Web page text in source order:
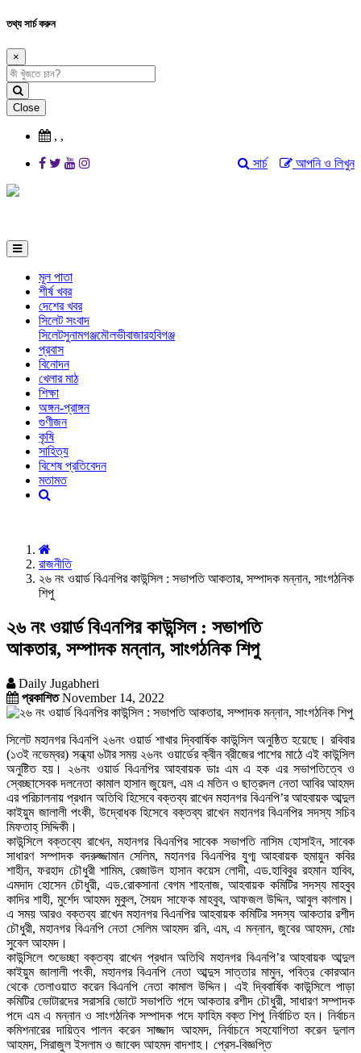
তথ্য সার্চ করুন
×
Close
, ,
আপনি ও লিখুন
সার্চ
মূল পাতা
শীর্ষ খবর
দেশের খবর
সিলেট সংবাদ
সিলেটসুনামগঞ্জমৌলভীবাজারহবিগঞ্জ
প্রবাস
বিনোদন
খেলার মাঠ
শিক্ষা
অঙ্গন-প্রাঙ্গন
গুণীজন
কৃষি
সাহিত্য
বিশেষ প্রতিবেদন
মতামত
রাজনীতি
২৬ নং ওয়ার্ড বিএনপির কাউন্সিল : সভাপতি আকতার, সম্পাদক মন্নান, সাংগঠনিক
শিপু
২৬ নং ওয়ার্ড বিএনপির কাউন্সিল : সভাপতি
আকতার, সম্পাদক মন্নান, সাংগঠনিক শিপু
Daily Jugabheri
প্রকাশিতNovember 14, 2022
সিলেট মহানগর বিএনপি ২৬নং ওয়ার্ড শাখার দ্বিবার্ষিক কাউন্সিল অনুষ্ঠিত হয়েছে। রবিবার
(১৩ই নভেম্বর) সন্ধ্যা ৬টার সময় ২৬নং ওয়ার্ডের ক্বীন ব্রীজের পাশের মাঠে এই কাউন্সিল
অনুষ্টিত হয়। ২৬নং ওয়ার্ড বিএনপির আহবায়ক ডাঃ এম এ হক এর সভাপতিত্বে ও
স্বেচ্ছাসেবক দলনেতা কামাল হাসান জুয়েল, এম এ মতিন ও ছাত্রদল নেতা আবির আহমদ
এর পরিচালনায় প্রধান অতিথি হিসেবে বক্তব্য রাখেন মহানগর বিএনপি’র আহবায়ক আব্দুল
কাইয়ুম জালালী পংকী, উদ্বোধক হিসেবে বক্তব্য রাখেন মহানগর বিএনপির সদস্য সচিব
মিফতাহ্ সিদ্দিকী।
কাউন্সিলে বক্তব্যে রাখেন, মহানগর বিএনপির সাবেক সভাপতি নাসিম হোসাইন, সাবেক
সাধারণ সম্পাদক বদরুজ্জামান সেলিম, মহানগর বিএনপির যুগ্ম আহবায়ক হুমায়ুন কবির
শাহীন, ফরহাদ চৌধুরী শামিম, রেজাউল হাসান কয়েস লোদী, এড.হাবিবুর রহমান হাবিব,
এমদাদ হোসেন চৌধুরী, এড.রোকসানা বেগম শাহনাজ, আহবায়ক কমিটির সদস্য মাহবুব
কাদির শাহী, মুর্শেদ আহমদ মুকুল, সৈয়দ সাফেক মাহবুব, আফজল উদ্দিন, আবুল কালাম।
এ সময় আরও বক্তব্য রাখেন মহানগর বিএনপির আহবায়ক কমিটির সদস্য আকতার রশীদ
চৌধুরী, মহানগর বিএনপি নেতা সেলিম আহমদ রনি, এম, এ মন্নান, জুবের আহমদ, মোঃ
সুবেল আহমদ।
কাউন্সিলে শুভেচ্ছা বক্তব্য রাখেন প্রধান অতিথি মহানগর বিএনপি’র আহবায়ক আব্দুল
কাইয়ুম জালালী পংকী, মহানগর বিএনপি নেতা আব্দুস সাত্তার মামুন, পবিত্র কোরআন
থেকে তেলাওয়াত করেন বিএনপি নেতা কামাল উদ্দিন। এই দ্বিবার্ষিক কাউন্সিলে পাড়া
কমিটির ভোটারদের সরাসরি ভোটে সভাপতি পদে আকতার রশীদ চৌধুরী, সাধারণ সম্পাদক
পদে এম এ মন্নান ও সাংগঠনিক সম্পাদক পদে ফাহিম বক্ত শিপু নির্বাচিত হন। নির্বাচন
কমিশনারের দায়িত্ব পালন করেন সাজ্জাদ আহমদ, নির্বাচনে সহযোগিতা করেন দুলাল
আহমদ, সিরাজুল ইসলাম ও জাবেদ আহমদ বাদশাহ। প্রেস-বিজ্ঞপ্তি